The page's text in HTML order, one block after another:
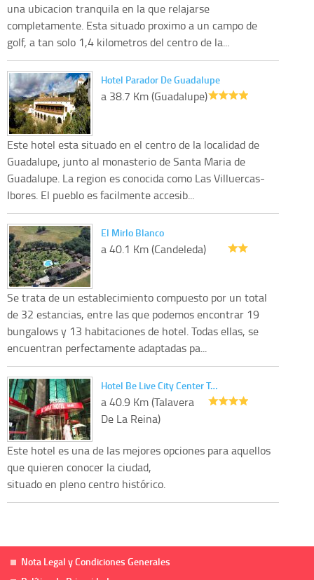
una ubicacion tranquila en la que relajarse
completamente. Esta situado proximo a un campo de
golf, a tan solo 1,4 kilometros del centro de la...
Hotel Parador De Guadalupe
a 38.7 Km (Guadalupe)
Este hotel esta situado en el centro de la localidad de
Guadalupe, junto al monasterio de Santa Maria de
Guadalupe. La region es conocida como Las Villuercas-
Ibores. El pueblo es facilmente accesib...
El Mirlo Blanco
a 40.1 Km (Candeleda)
Se trata de un establecimiento compuesto por un total
de 32 estancias, entre las que podemos encontrar 19
bungalows y 13 habitaciones de hotel. Todas ellas, se
encuentran perfectamente adaptadas pa...
Hotel Be Live City Center T…
a 40.9 Km (Talavera
De La Reina)
Este hotel es una de las mejores opciones para aquellos
que quieren conocer la ciudad,
situado en pleno centro histórico.
Nota Legal y Condiciones Generales